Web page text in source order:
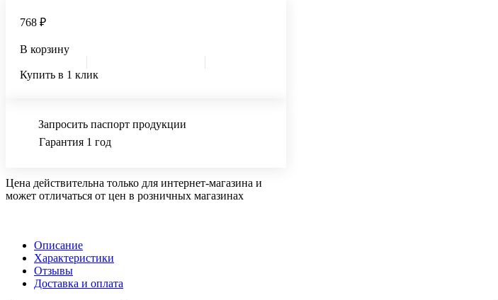
768 ₽
В корзину
Купить в 1 клик
Запросить паспорт продукции
Гарантия 1 год
Цена действительна только для интернет-магазина и
может отличаться от цен в розничных магазинах
Описание
Характеристики
Отзывы
Доставка и оплата